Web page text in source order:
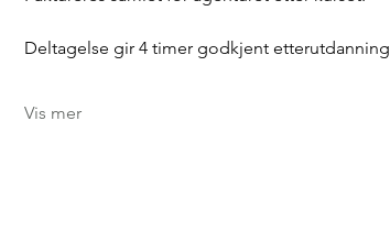
Deltagelse gir 4 timer godkjent etterutdanning
Vis mer